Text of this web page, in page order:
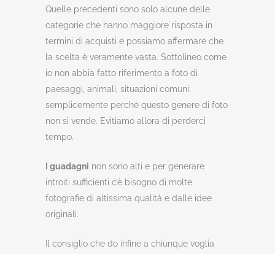
Quelle precedenti sono solo alcune delle
categorie che hanno maggiore risposta in
termini di acquisti e possiamo affermare che
la scelta è veramente vasta. Sottolineo come
io non abbia fatto riferimento a foto di
paesaggi, animali, situazioni comuni:
semplicemente perchè questo genere di foto
non si vende. Evitiamo allora di perderci
tempo.
I guadagni non sono alti e per generare
introiti sufficienti c’è bisogno di molte
fotografie di altissima qualità e dalle idee
originali.
Il consiglio che do infine a chiunque voglia